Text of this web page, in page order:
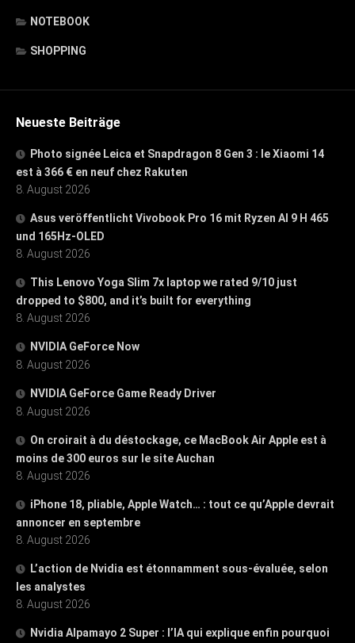
NOTEBOOK
SHOPPING
Neueste Beiträge
Photo signée Leica et Snapdragon 8 Gen 3 : le Xiaomi 14
est à 366 € en neuf chez Rakuten
8. August 2026
Asus veröffentlicht Vivobook Pro 16 mit Ryzen AI 9 H 465
und 165Hz-OLED
8. August 2026
This Lenovo Yoga Slim 7x laptop we rated 9/10 just
dropped to $800, and it’s built for everything
8. August 2026
NVIDIA GeForce Now
8. August 2026
NVIDIA GeForce Game Ready Driver
8. August 2026
On croirait à du déstockage, ce MacBook Air Apple est à
moins de 300 euros sur le site Auchan
8. August 2026
iPhone 18, pliable, Apple Watch… : tout ce qu’Apple devrait
annoncer en septembre
8. August 2026
L’action de Nvidia est étonnamment sous-évaluée, selon
les analystes
8. August 2026
Nvidia Alpamayo 2 Super : l’IA qui explique enfin pourquoi